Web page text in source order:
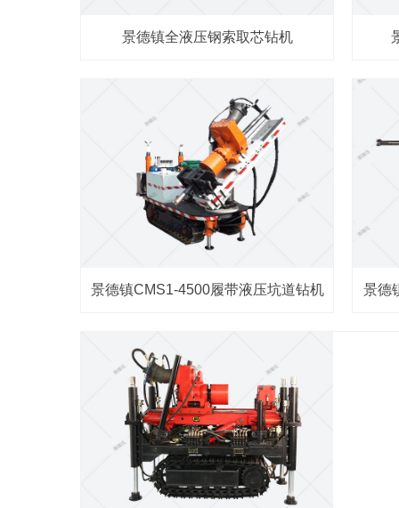
景德镇全液压钢索取芯钻机
景德镇CMS1-4500履带液压坑道钻机 景德